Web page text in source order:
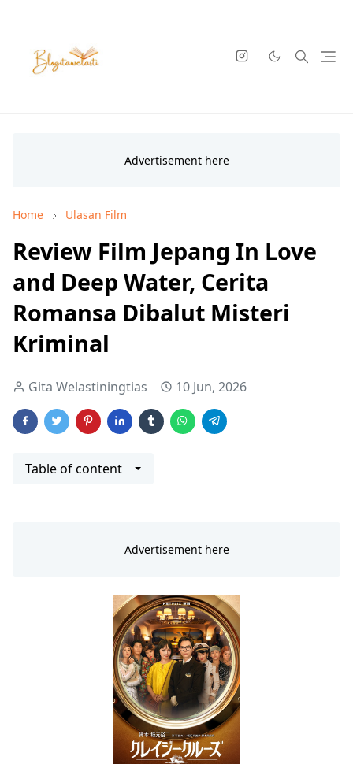
Home Ulasan Film
Review Film Jepang In Love
and Deep Water, Cerita
Romansa Dibalut Misteri
Kriminal
Gita Welastiningtias 10 Jun, 2026
Table of content